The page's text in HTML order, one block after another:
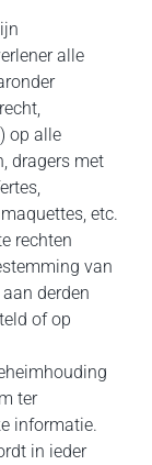
alle
op alle
dragers met
etc.
rechten
van
derden
of op
ter
informatie.
in ieder